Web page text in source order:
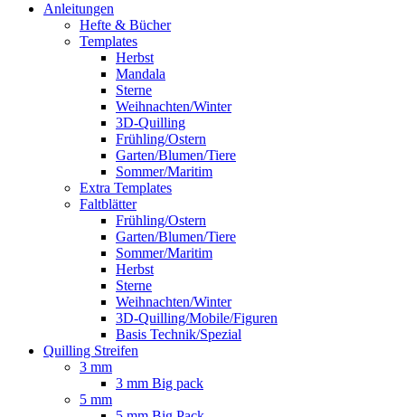
Anleitungen
Hefte & Bücher
Templates
Herbst
Mandala
Sterne
Weihnachten/Winter
3D-Quilling
Frühling/Ostern
Garten/Blumen/Tiere
Sommer/Maritim
Extra Templates
Faltblätter
Frühling/Ostern
Garten/Blumen/Tiere
Sommer/Maritim
Herbst
Sterne
Weihnachten/Winter
3D-Quilling/Mobile/Figuren
Basis Technik/Spezial
Quilling Streifen
3 mm
3 mm Big pack
5 mm